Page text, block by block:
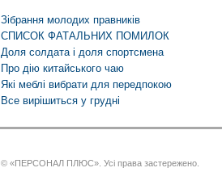
Зібрання молодих правників
СПИСОК ФАТАЛЬНИХ ПОМИЛОК
Доля солдата і доля спортсмена
Про дію китайського чаю
Які меблі вибрати для передпокою
Все вирішиться у грудні
© «ПЕРСОНАЛ ПЛЮС». Усі права застережено.